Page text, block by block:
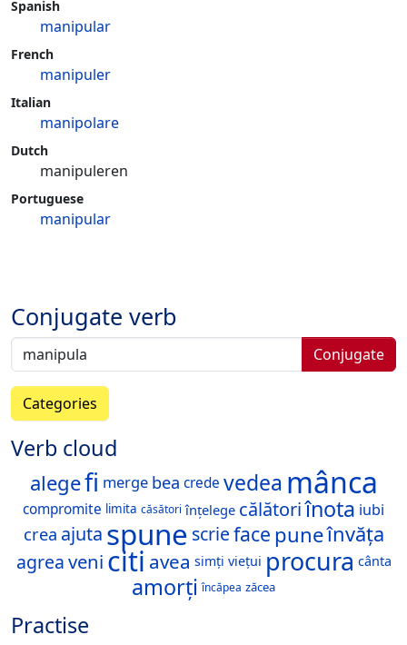
Spanish
manipular
French
manipuler
Italian
manipolare
Dutch
manipuleren
Portuguese
manipular
Conjugate verb
Conjugate
Categories
Verb cloud
alegefi merge bea crede vedea mânca
compromite limita căsători înțelege călătoriînota iubi
crea ajuta spune scrieface puneînvăța
agreaveni citi avea simți viețui procura cânta
amorți încăpea zăcea
Practise